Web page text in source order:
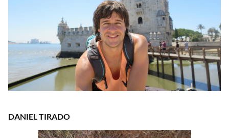
DANIEL TIRADO